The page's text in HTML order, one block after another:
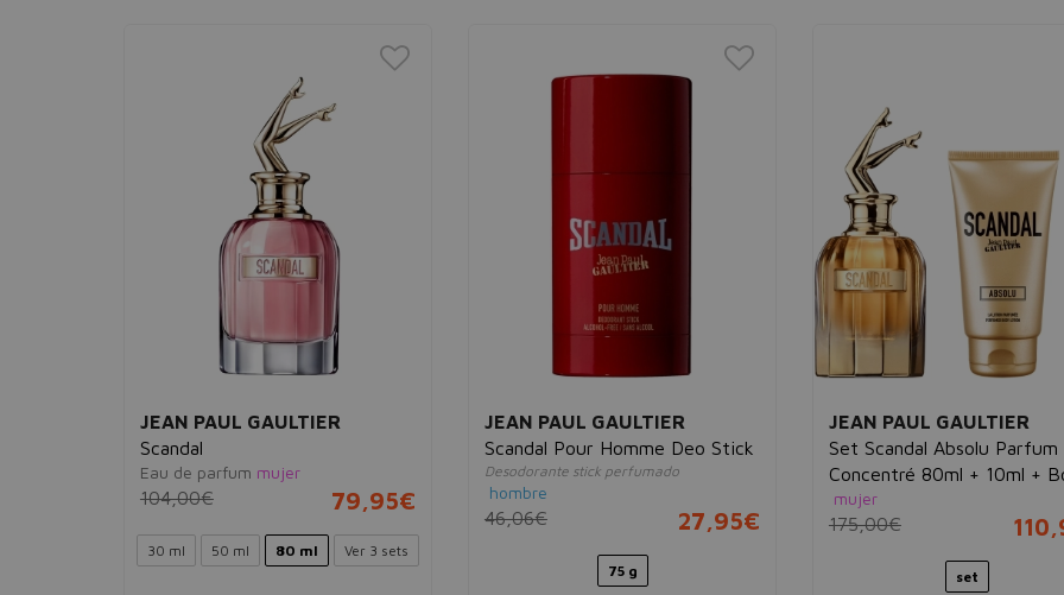
JEAN PAUL GAULTIER
Scandal
Eau de parfum mujer
104,00€ 79,95€
30 ml 50 ml 80 ml Ver 3 sets
JEAN PAUL GAULTIER
Scandal Pour Homme Deo Stick
Desodorante stick perfumado
hombre
46,06€ 27,95€
75 g
JEAN PAUL GAULTIER
Set Scandal Absolu Parfum
Concentré 80ml + 10ml +
Lotion 75ml
mujer
175,00€
set